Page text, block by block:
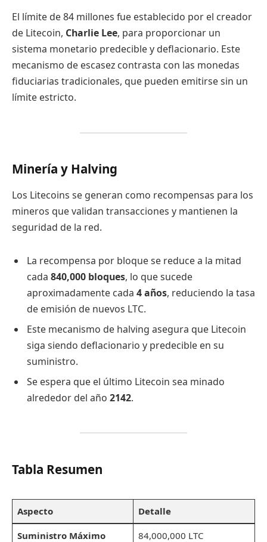
El límite de 84 millones fue establecido por el creador
de Litecoin, Charlie Lee, para proporcionar un
sistema monetario predecible y deflacionario. Este
mecanismo de escasez contrasta con las monedas
fiduciarias tradicionales, que pueden emitirse sin un
límite estricto.
Minería y Halving
Los Litecoins se generan como recompensas para los
mineros que validan transacciones y mantienen la
seguridad de la red.
La recompensa por bloque se reduce a la mitad
cada 840,000 bloques, lo que sucede
aproximadamente cada 4 años, reduciendo la tasa
de emisión de nuevos LTC.
Este mecanismo de halving asegura que Litecoin
siga siendo deflacionario y predecible en su
suministro.
Se espera que el último Litecoin sea minado
alrededor del año 2142.
Tabla Resumen
Aspecto Detalle
Suministro Máximo
84,000,000 LTC